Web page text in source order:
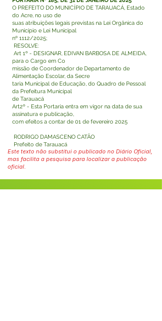
O PREFEITO DO MUNICÍPIO DE TARAUACÁ, Estado
do Acre, no uso de
suas atribuições legais previstas na Lei Orgânica do
Município e Lei Municipal
nº 1112/2025;
RESOLVE:
Art 1º - DESIGNAR, EDIVAN BARBOSA DE ALMEIDA,
para o Cargo em Co
missão de Coordenador de Departamento de
Alimentação Escolar, da Secre
taria Municipal de Educação, do Quadro de Pessoal
da Prefeitura Municipal
de Tarauacá
Art2º - Esta Portaria entra em vigor na data de sua
assinatura e publicação,
com efeitos a contar de 01 de fevereiro 2025
RODRIGO DAMASCENO CATÃO
Prefeito de Tarauacá
Este texto não substitui o publicado no Diário Oficial,
mas facilita a pesquisa para localizar a publicação
oficial.